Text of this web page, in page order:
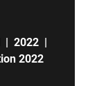
| 2022 |
2022